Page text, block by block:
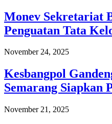
Monev Sekretariat
Penguatan Tata
November 24, 2025
Kesbangpol
Semarang Siapkan
November 21, 2025